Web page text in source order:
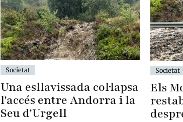
Societat
Una esllavissada col·lapsa
l'accés entre Andorra i la
Seu d'Urgell
Societat
Els